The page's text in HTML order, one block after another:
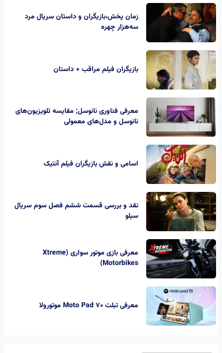
زمان پخش،بازیگران و داستان سریال مرد
سه‌هزار چهره
بازیگران فیلم مراقب + داستان
معرفی فناوری نانوسل; مقایسه تلویزیون‌های
نانوسل و مدل‌های معمولی
اسامی و نقش بازیگران فیلم آنتیک
نقد و بررسی قسمت ششم فصل سوم سریال
سیلو
معرفی بازی موتور سواری (Xtreme
Motorbikes)
معرفی تبلت Moto Pad 70 موتورولا